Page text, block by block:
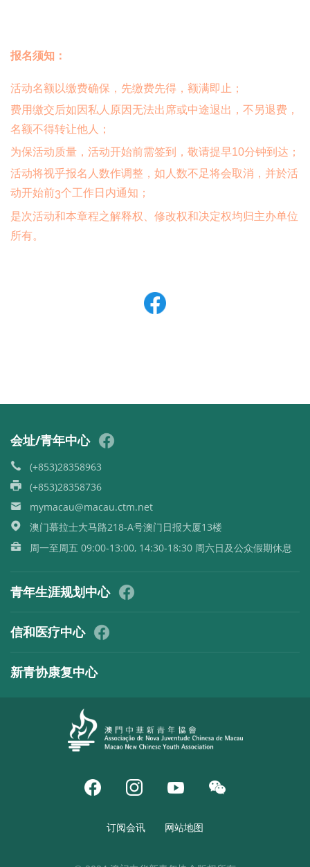
报名须知：
活动名额以缴费确保，先缴费先得，额满即止；
费用缴交后如因私人原因无法出席或中途退出，不另退费，
名额不得转让他人；
为保活动质量，活动开始前需签到，敬请提早10分钟到达；
活动将视乎报名人数作调整，如人数不足将会取消，并於活
动开始前3个工作日内通知；
是次活动和本章程之解释权、修改权和决定权均归主办单位
所有。
会址/青年中心
(+853)28358963
(+853)28358736
mymacau@macau.ctm.net
澳门慕拉士大马路218-A号澳门日报大厦13楼
周一至周五 09:00-13:00, 14:30-18:30 周六日及公众假期休息
青年生涯规划中心
信和医疗中心
新青协康复中心
订阅会讯 网站地图